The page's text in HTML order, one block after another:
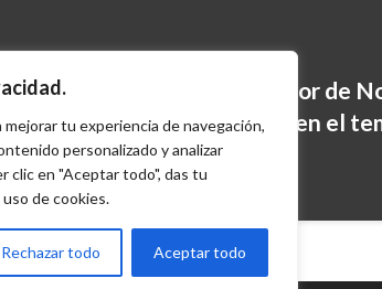
tu experiencia de navegación,
personalizado y analizar
clic en "Aceptar todo", das tu
de cookies.
Rechazar todo Aceptar todo
consulta del Gobernador de
experiencia de contralores en el
noviembre 17, 2015